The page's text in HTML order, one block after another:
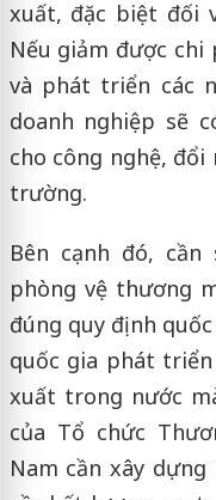
xuất, đặc biệt đối
Nếu giảm được chi
và phát triển các
doanh nghiệp sẽ
cho công nghệ,
trường.
Bên cạnh đó, cần
phòng vệ thương
đúng quy định
quốc gia phát triển
xuất trong nước
của Tổ chức
Nam cần xây